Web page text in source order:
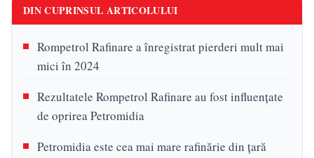
DIN CUPRINSUL ARTICOLULUI
Rompetrol Rafinare a înregistrat pierderi mult mai
mici în 2024
Rezultatele Rompetrol Rafinare au fost influențate
de oprirea Petromidia
Petromidia este cea mai mare rafinărie din țară